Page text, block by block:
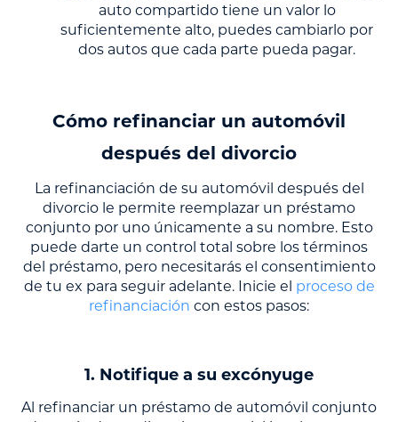
auto compartido tiene un valor lo
suficientemente alto, puedes cambiarlo por
dos autos que cada parte pueda pagar.
Cómo refinanciar un automóvil
después del divorcio
La refinanciación de su automóvil después del
divorcio le permite reemplazar un préstamo
conjunto por uno únicamente a su nombre. Esto
puede darte un control total sobre los términos
del préstamo, pero necesitarás el consentimiento
de tu ex para seguir adelante. Inicie el proceso de
refinanciación con estos pasos:
1. Notifique a su excónyuge
Al refinanciar un préstamo de automóvil conjunto